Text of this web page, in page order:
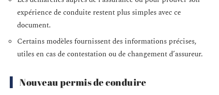
expérience de conduite restent plus simples avec ce
document.
Certains modèles fournissent des informations précises,
utiles en cas de contestation ou de changement d’assureur.
Nouveau permis de conduire